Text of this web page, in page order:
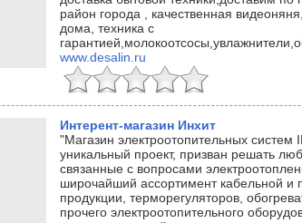
район города , качественная
дома, техника с
www.desalin.ru
Интерент-магазин Инхит
"Магазин электроотопительных систем
уникальный проект, призван решать
связанные с вопросами
широчайший ассортимент кабельной и
продукции, терморегуляторов,
прочего электроотопительного